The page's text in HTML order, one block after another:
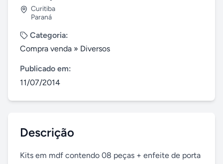
Curitiba
Paraná
Categoria:
Compra venda » Diversos
Publicado em:
11/07/2014
Descrição
Kits em mdf contendo 08 peças + enfeite de porta